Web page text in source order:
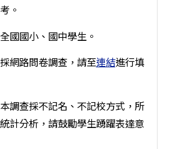
。
國國小、國中學生。
網路問卷調查，請至連結進行填
調查採不記名、不記校方式，所
計分析，請鼓勵學生踴躍表達意